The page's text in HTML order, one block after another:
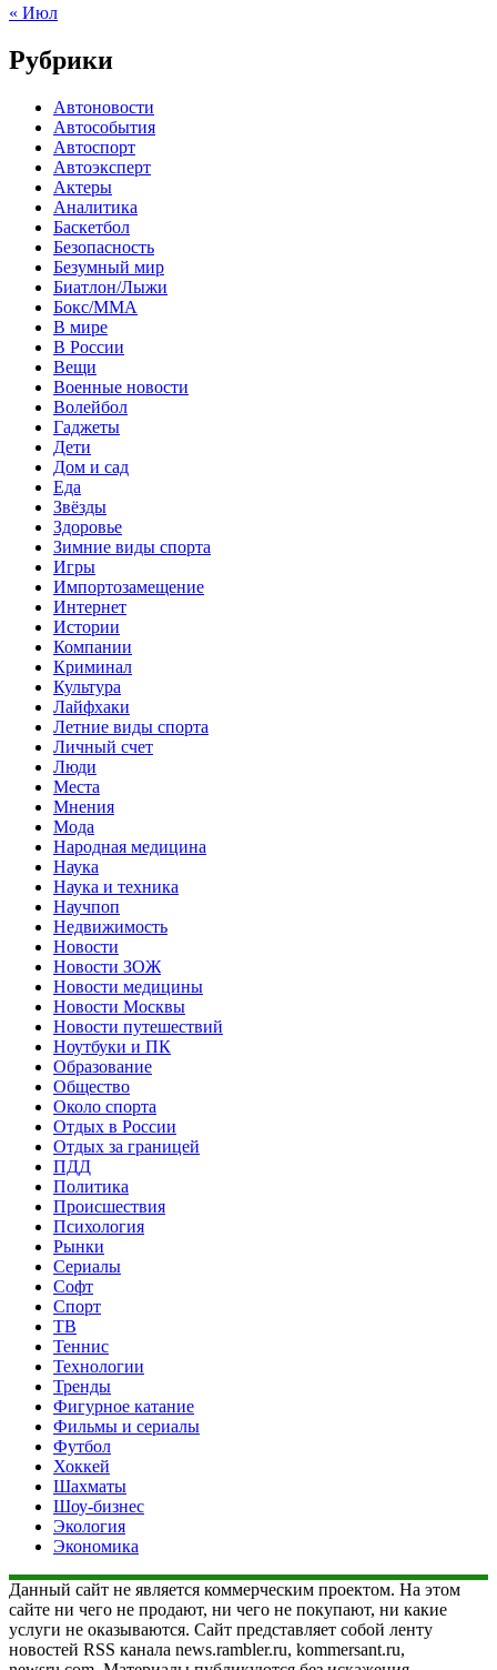
« Июл
Рубрики
Автоновости
Автособытия
Автоспорт
Автоэксперт
Актеры
Аналитика
Баскетбол
Безопасность
Безумный мир
Биатлон/Лыжи
Бокс/MMA
В мире
В России
Вещи
Военные новости
Волейбол
Гаджеты
Дети
Дом и сад
Еда
Звёзды
Здоровье
Зимние виды спорта
Игры
Импортозамещение
Интернет
Истории
Компании
Криминал
Культура
Лайфхаки
Летние виды спорта
Личный счет
Люди
Места
Мнения
Мода
Народная медицина
Наука
Наука и техника
Научпоп
Недвижимость
Новости
Новости ЗОЖ
Новости медицины
Новости Москвы
Новости путешествий
Ноутбуки и ПК
Образование
Общество
Около спорта
Отдых в России
Отдых за границей
ПДД
Политика
Происшествия
Психология
Рынки
Сериалы
Софт
Спорт
ТВ
Теннис
Технологии
Тренды
Фигурное катание
Фильмы и сериалы
Футбол
Хоккей
Шахматы
Шоу-бизнес
Экология
Экономика
Данный сайт не является коммерческим проектом. На этом
сайте ни чего не продают, ни чего не покупают, ни какие
услуги не оказываются. Сайт представляет собой ленту
новостей RSS канала news.rambler.ru, kommersant.ru,